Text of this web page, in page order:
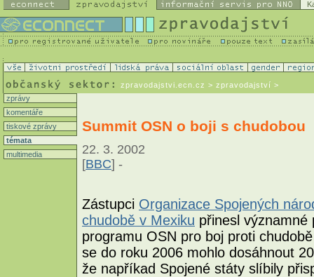
zpravodajstvi.ecn.cz > zpravodajství >
zprávy
komentáře
tiskové zprávy
témata
multimedia
Summit OSN o boji s chudobou
22. 3. 2002
[BBC] -
Zástupci Organizace Spojených
chudobě v Mexiku přinesl
programu OSN pro boj proti
se do roku 2006 mohlo dosáhnout
že napříkad Spojené státy slíbily